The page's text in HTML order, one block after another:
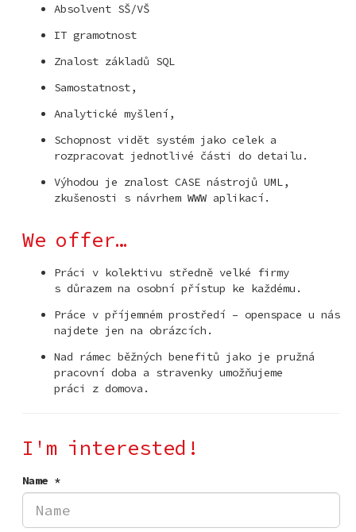
Absolvent SŠ/VŠ
IT gramotnost
Znalost základů SQL
Samostatnost,
Analytické myšlení,
Schopnost vidět systém jako celek a
rozpracovat jednotlivé části do detailu.
Výhodou je znalost CASE nástrojů UML,
zkušenosti s návrhem WWW aplikací.
We offer…
Práci v kolektivu středně velké firmy
s důrazem na osobní přístup ke každému.
Práce v příjemném prostředí – openspace u nás
najdete jen na obrázcích.
Nad rámec běžných benefitů jako je pružná
pracovní doba a stravenky umožňujeme
práci z domova.
I'm interested!
Name *